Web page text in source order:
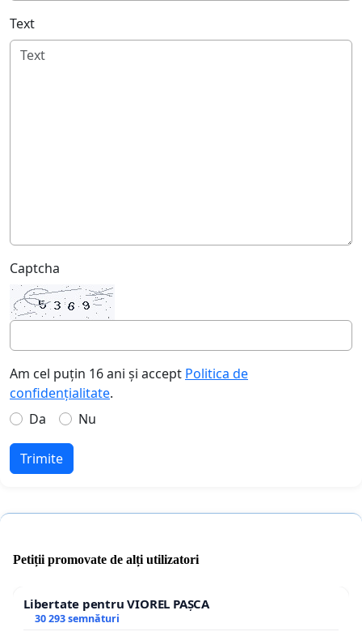
Text
Captcha
Am cel puțin 16 ani și accept Politica de
confidențialitate.
Da
Nu
Trimite
Petiții promovate de alți utilizatori
Libertate pentru VIOREL PAȘCA
30 293 semnături